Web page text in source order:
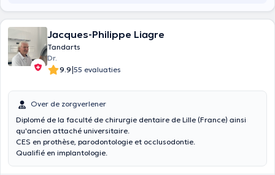
Jacques-Philippe Liagre
Tandarts
Dr.
9.9|55 evaluaties
Over de zorgverlener
Diplomé de la faculté de chirurgie dentaire de Lille (France) ainsi
qu'ancien attaché universitaire.
CES en prothèse, parodontologie et occlusodontie.
Qualifié en implantologie.